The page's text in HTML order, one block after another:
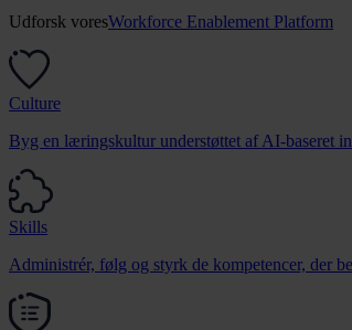
Udforsk voresWorkforce Enablement Platform
Culture
Byg en læringskultur understøttet af AI-baseret
Skills
Administrér, følg og styrk de kompetencer, der